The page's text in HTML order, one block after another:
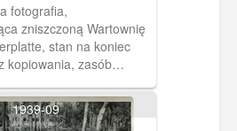
fotografia,
zniszczoną Wartownię
stan na koniec
kopiowania, zasób
Gdańsku, sygnatura:
1939-09